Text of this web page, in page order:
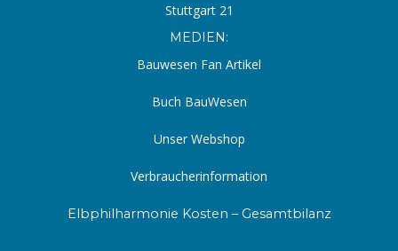
Stuttgart 21
MEDIEN:
Bauwesen Fan Artikel
Buch BauWesen
Unser Webshop
Verbraucherinformation
Elbphilharmonie Kosten – Gesamtbilanz